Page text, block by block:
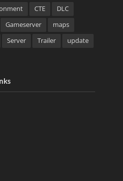
CTE
DLC
Gameserver
maps
Server Trailer
update